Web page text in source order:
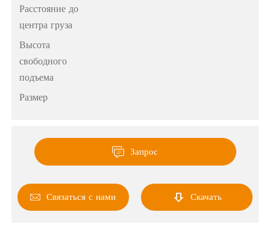
Расстояние до
центра груза
Высота
свободного
подъема
Размер
 Запрос
 Связаться с нами  Скачать